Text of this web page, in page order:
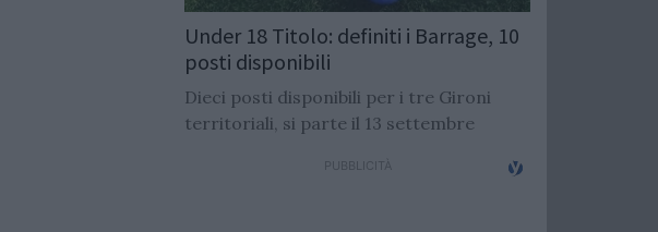
Under 18 Titolo: definiti i Barrage, 10
posti disponibili
Dieci posti disponibili per i tre Gironi
territoriali, si parte il 13 settembre